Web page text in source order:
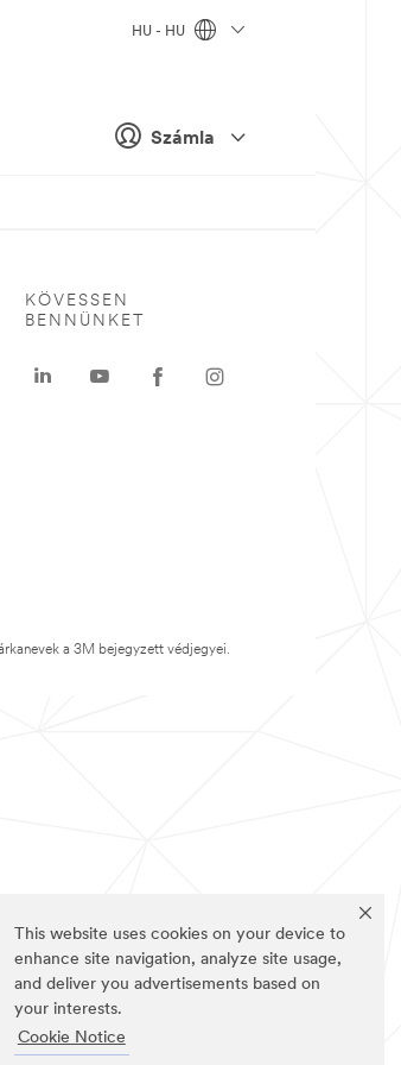
This website uses cookies on your device to
enhance site navigation, analyze site usage,
and deliver you advertisements based on
your interests.
Cookie Notice
Számla
HU - HU
KÖVESSEN
BENNÜNKET
a 3M bejegyzett védjegyei.